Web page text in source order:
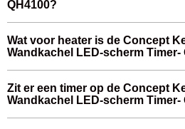
QH4100?
Wat voor heater is de Concept
Wandkachel LED-scherm Timer-
Zit er een timer op de Concept
Wandkachel LED-scherm Timer-